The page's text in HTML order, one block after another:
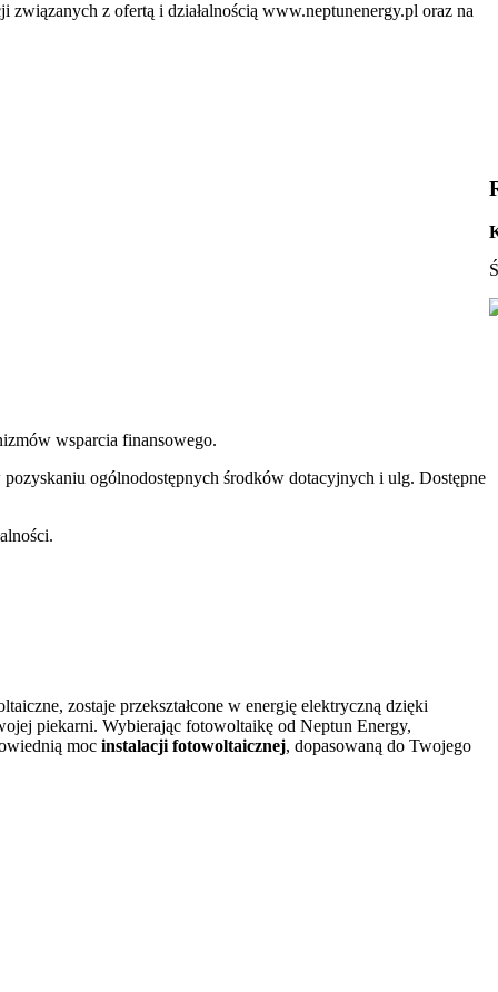
z ofertą i działalnością www.neptunenergy.pl oraz na
wsparcia finansowego.
ogólnodostępnych środków dotacyjnych i ulg. Dostępne
zostaje przekształcone w energię elektryczną dzięki
piekarni. Wybierając fotowoltaikę od Neptun Energy,
moc instalacji fotowoltaicznej, dopasowaną do Twojego